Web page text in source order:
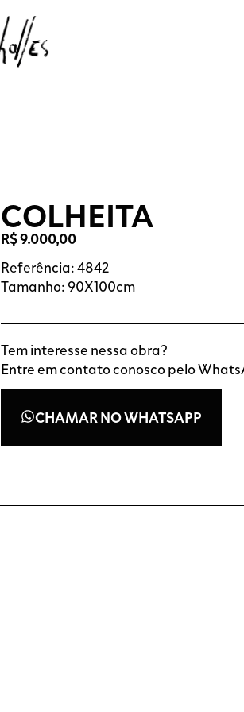
COLHEITA
R$9.000,00
Referência: 4842
Tamanho: 90X100cm
Tem interesse nessa obra?
Entre em contato conosco pelo
CHAMAR NO WHATSAPP